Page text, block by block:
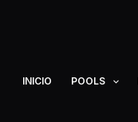
INICIO POOLS